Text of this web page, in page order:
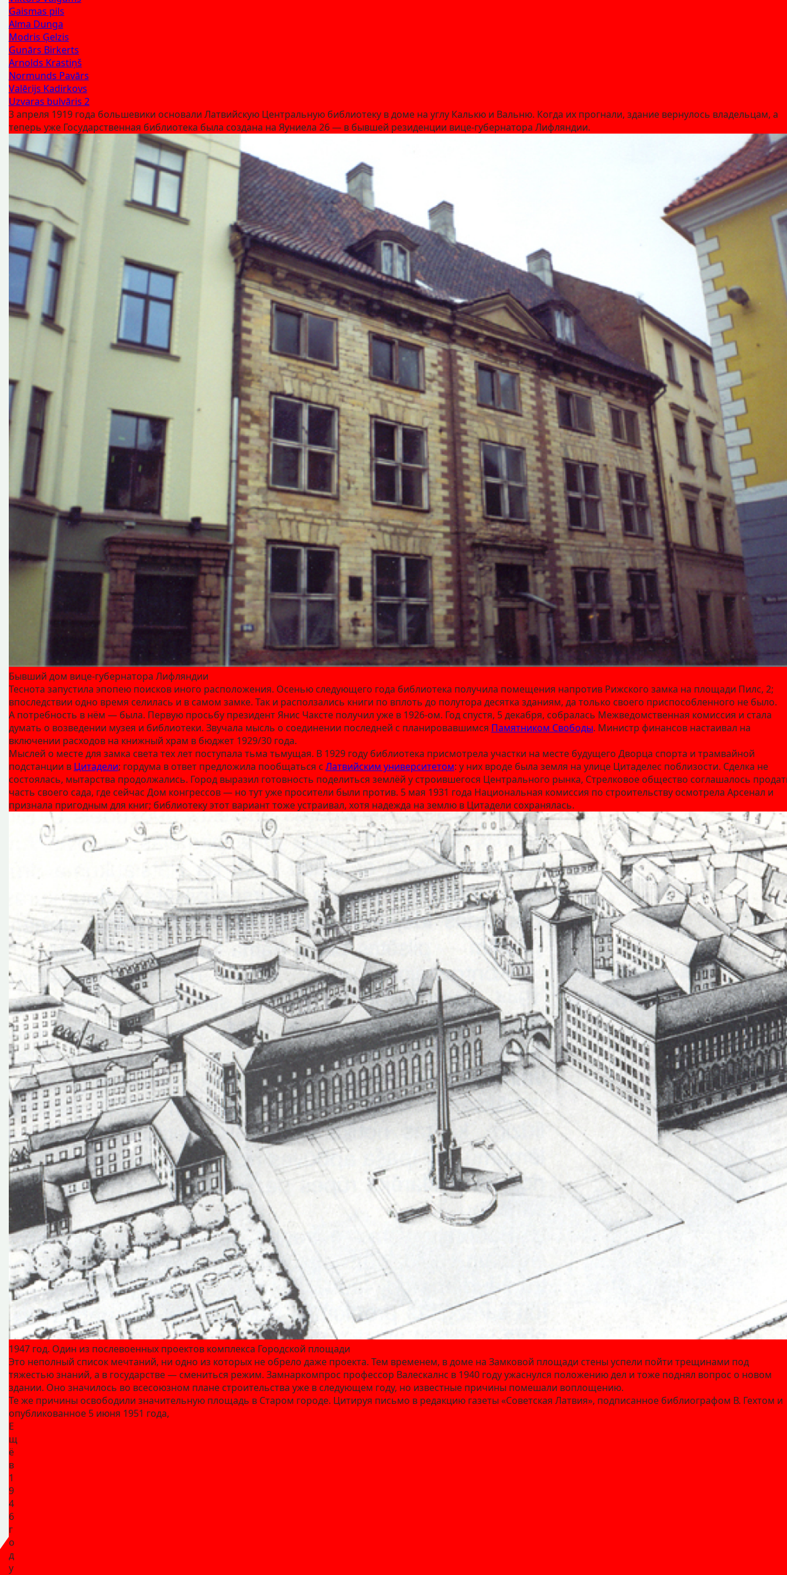
Gaismas pils
Alma Dunga
Modris Ģelzis
Gunārs Birkerts
Arnolds Krastiņš
Normunds Pavārs
Valērijs Kadirkovs
Uzvaras bulvāris 2
3 апреля 1919 года большевики основали Латвийскую Центральную библиотеку в доме на углу Калькю и Вальню. Когда их прогнали, здание вернулось владельцам, а
теперь уже Государственная библиотека была создана на Яуниела 26 — в бывшей резиденции вице-губернатора Лифляндии.
Бывший дом вице-губернатора Лифляндии
Теснота запустила эпопею поисков иного расположения. Осенью следующего года библиотека получила помещения напротив Рижского замка на площади Пилс, 2;
впоследствии одно время селилась и в самом замке. Так и расползались книги по вплоть до полутора десятка зданиям, да только своего приспособленного не было.
А потребность в нём — была. Первую просьбу президент Янис Чаксте получил уже в 1926‑ом. Год спустя, 5 декабря, собралась Межведомственная комиссия и стала
думать о возведении музея и библиотеки. Звучала мысль о соединении последней с планировавшимся Памятником Свободы. Министр финансов настаивал на
включении расходов на книжный храм в бюджет 1929/30 года.
Мыслей о месте для замка света тех лет поступала тьма тьмущая. В 1929 году библиотека присмотрела участки на месте будущего Дворца спорта и трамвайной
подстанции в Цитадели; гордума в ответ предложила пообщаться с Латвийским университетом: у них вроде была земля на улице Цитаделес поблизости. Сделка не
состоялась, мытарства продолжались. Город выразил готовность поделиться землёй у строившегося Центрального рынка, Стрелковое общество соглашалось
часть своего сада, где сейчас Дом конгрессов — но тут уже просители были против. 5 мая 1931 года Национальная комиссия по строительству осмотрела Арсенал и
признала пригодным для книг; библиотеку этот вариант тоже устраивал, хотя надежда на землю в Цитадели сохранялась.
1947 год. Один из послевоенных проектов комплекса Городской площади
Это неполный список мечтаний, ни одно из которых не обрело даже проекта. Тем временем, в доме на Замковой площади стены успели пойти трещинами под
тяжестью знаний, а в государстве — смениться режим. Замнаркомпрос профессор Валескалнс в 1940 году ужаснулся положению дел и тоже поднял вопрос о новом
здании. Оно значилось во всесоюзном плане строительства уже в следующем году, но известные причины помешали воплощению.
Те же причины освободили значительную площадь в Старом городе. Цитируя письмо в редакцию газеты «Советская Латвия», подписанное библиографом В. Гехтом и
опубликованное 5 июня 1951 года,
Е
щ
ё
в
1
9
4
6
г
о
д
у